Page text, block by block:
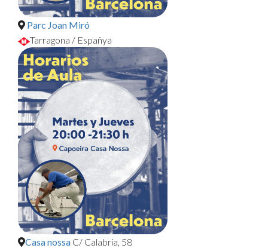
Parc Joan Miró
Tarragona / Españya
Casa nossa C/ Calabria, 58